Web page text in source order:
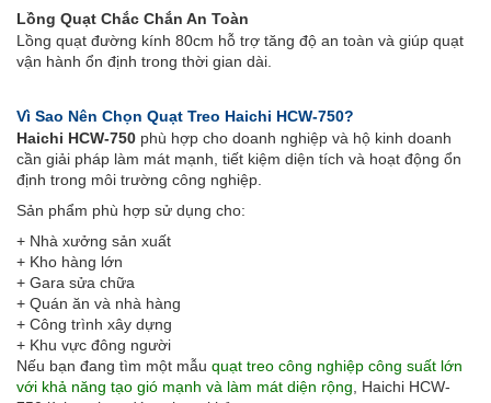
Lồng Quạt Chắc Chắn An Toàn
Lồng quạt đường kính 80cm hỗ trợ tăng độ an toàn và giúp quạt
vận hành ổn định trong thời gian dài.
Vì Sao Nên Chọn Quạt Treo Haichi HCW-750?
Haichi HCW-750 phù hợp cho doanh nghiệp và hộ kinh doanh
cần giải pháp làm mát mạnh, tiết kiệm diện tích và hoạt động ổn
định trong môi trường công nghiệp.
Sản phẩm phù hợp sử dụng cho:
+ Nhà xưởng sản xuất
+ Kho hàng lớn
+ Gara sửa chữa
+ Quán ăn và nhà hàng
+ Công trình xây dựng
+ Khu vực đông người
Nếu bạn đang tìm một mẫu quạt treo công nghiệp công suất lớn
với khả năng tạo gió mạnh và làm mát diện rộng, Haichi HCW-